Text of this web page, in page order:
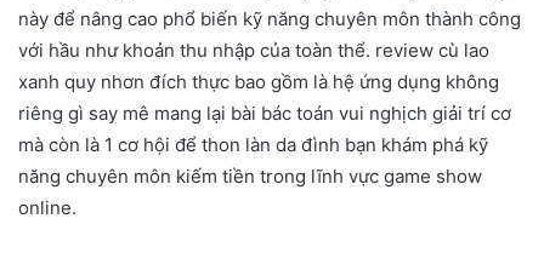
này để nâng cao phổ biến kỹ năng chuyên môn thành công
với hầu như khoản thu nhập của toàn thể. review cù lao
xanh quy nhơn đích thực bao gồm là hệ ứng dụng không
riêng gì say mê mang lại bài bác toán vui nghịch giải trí cơ
mà còn là 1 cơ hội để thon làn da đình bạn khám phá kỹ
năng chuyên môn kiếm tiền trong lĩnh vực game show
online.